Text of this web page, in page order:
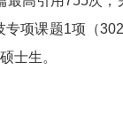
项课题1项（
士生。